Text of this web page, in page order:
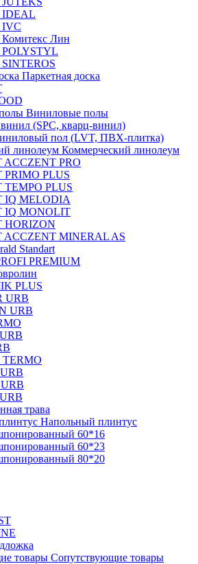
IDEAL
IVC
Лин
Паркетная доска
Виниловые полы
(SPC, кварц-винил)
пол (LVT, ПВХ-плитка)
Коммерческий линолеум
ACCZENT PRO
PRIMO PLUS
TEMPO PLUS
IQ MELODIA
IQ MONOLIT
HORIZON
ACCZENT MINERAL AS
Standart
PREMIUM
PLUS
URB
URB
трава
Напольный плинтус
60*16
60*23
80*20
Сопутствующие товары